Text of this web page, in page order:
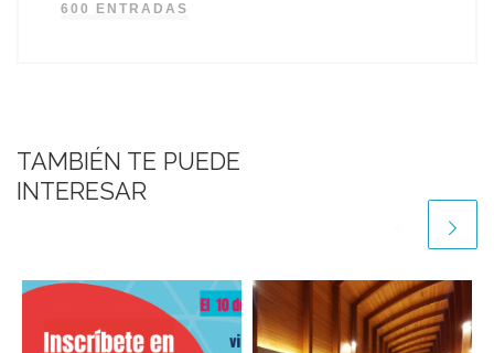
600 ENTRADAS
TAMBIÉN TE PUEDE
INTERESAR